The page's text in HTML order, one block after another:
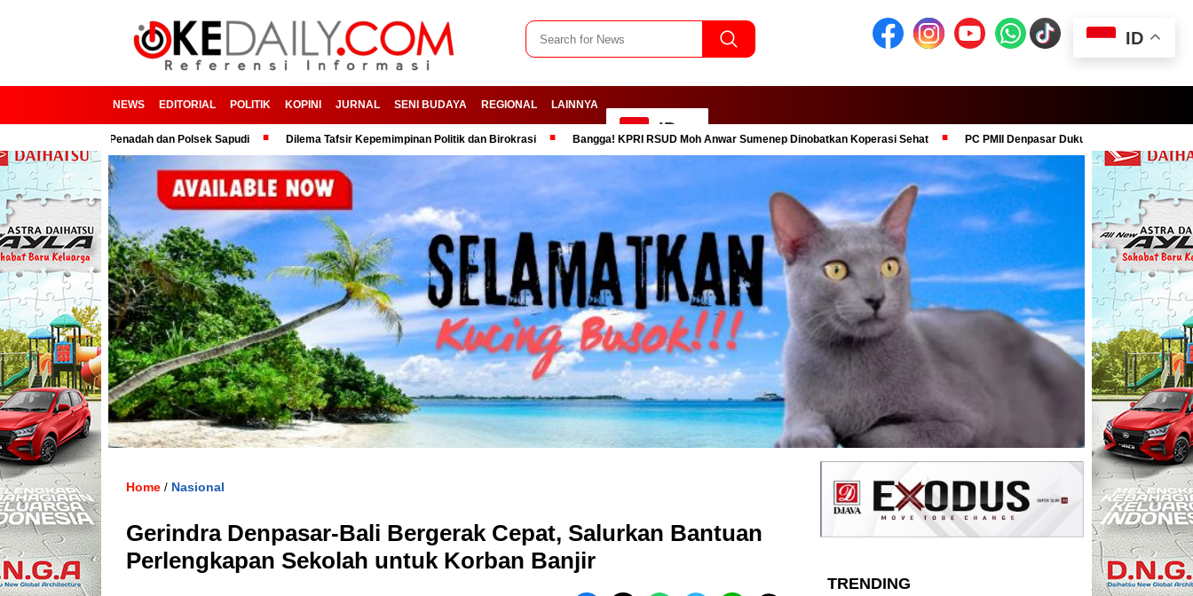
NEWS EDITORIAL POLITIK KOPINI JURNAL SENI BUDAYA REGIONAL LAINNYA
ID
Penadah dan Polsek Sapudi Dilema Tafsir Kepemimpinan Politik dan Birokrasi Bangga! KPRI RSUD Moh Anwar Sumenep Dinobatkan Koperasi Sehat PC PMII Denpasar Dukung Komitmen Presiden Prabowo
Home / Nasional
Gerindra Denpasar-Bali Bergerak Cepat, Salurkan Bantuan
Perlengkapan Sekolah untuk Korban Banjir
TRENDING
ID